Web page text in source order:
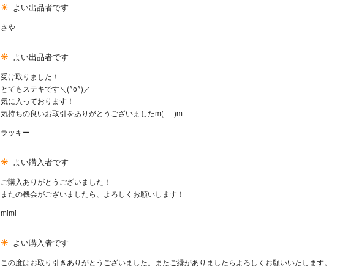
よい出品者です
さや
よい出品者です
受け取りました！
とてもステキです＼(^o^)／
気に入っております！
気持ちの良いお取引をありがとうございましたm(_ _)m
ラッキー
よい購入者です
ご購入ありがとうございました！
またの機会がございましたら、よろしくお願いします！
mimi
よい購入者です
この度はお取り引きありがとうございました。またご縁がありましたらよろしくお願いいたします。